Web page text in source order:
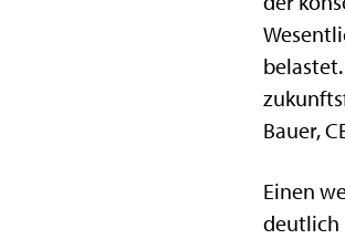
Bauer,
Einen
deutlich